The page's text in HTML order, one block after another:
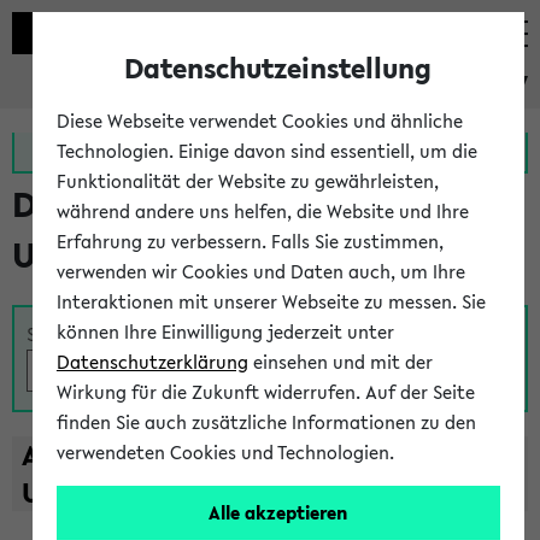
eKVV
Zur MeineUni App Zum MeineUni Portal
Das Lehrangebot der
Universität Bielefeld
Suche
A B C D E F G H I J K L M N O
U
V W X Y
Z
Datenschutzeinstellung
Diese Webseite verwendet Cookies und ähnliche
Technologien. Einige davon sind essentiell, um die
Funktionalität der Website zu gewährleisten,
während andere uns helfen, die Website und Ihre
Erfahrung zu verbessern. Falls Sie zustimmen,
verwenden wir Cookies und Daten auch, um Ihre
Interaktionen mit unserer Webseite zu messen. Sie
können Ihre Einwilligung jederzeit unter
Datenschutzerklärung einsehen und mit der
Wirkung für die Zukunft widerrufen. Auf der Seite
finden Sie auch zusätzliche Informationen zu den
verwendeten Cookies und Technologien.
Alle akzeptieren